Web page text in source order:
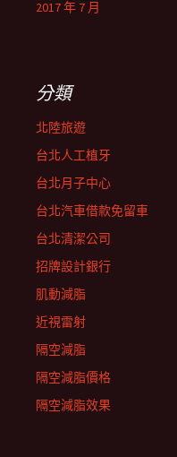
2017 年 7 月
分類
北陸旅遊
台北人工植牙
台北月子中心
台北汽車借款免留車
台北清潔公司
招牌設計銀行
肌動減脂
近視雷射
隔空減脂
隔空減脂價格
隔空減脂效果